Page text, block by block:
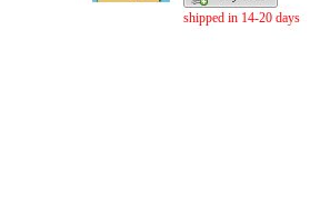
shipped in 14-20 days